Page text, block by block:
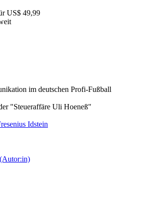
US$ 49,99
im deutschen Profi-Fußball
"Steueraffäre Uli Hoeneß"
Idstein